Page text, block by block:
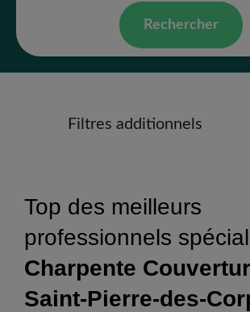
Rechercher
Filtres additionnels
Top des meilleurs
professionnels
Charpente
Saint-Pierre-des-